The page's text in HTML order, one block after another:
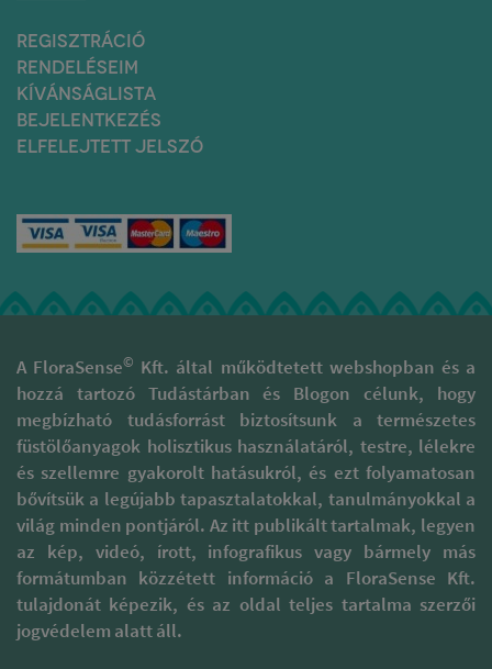
REGISZTRÁCIÓ
RENDELÉSEIM
KÍVÁNSÁGLISTA
BEJELENTKEZÉS
ELFELEJTETT JELSZÓ
A FloraSense© Kft. által működtetett webshopban és a
hozzá tartozó Tudástárban és Blogon célunk, hogy
megbízható tudásforrást biztosítsunk a természetes
füstölőanyagok holisztikus használatáról, testre, lélekre
és szellemre gyakorolt hatásukról, és ezt folyamatosan
bővítsük a legújabb tapasztalatokkal, tanulmányokkal a
világ minden pontjáról. Az itt publikált tartalmak, legyen
az kép, videó, írott, infografikus vagy bármely más
formátumban közzétett információ a FloraSense Kft.
tulajdonát képezik, és az oldal teljes tartalma szerzői
jogvédelem alatt áll.